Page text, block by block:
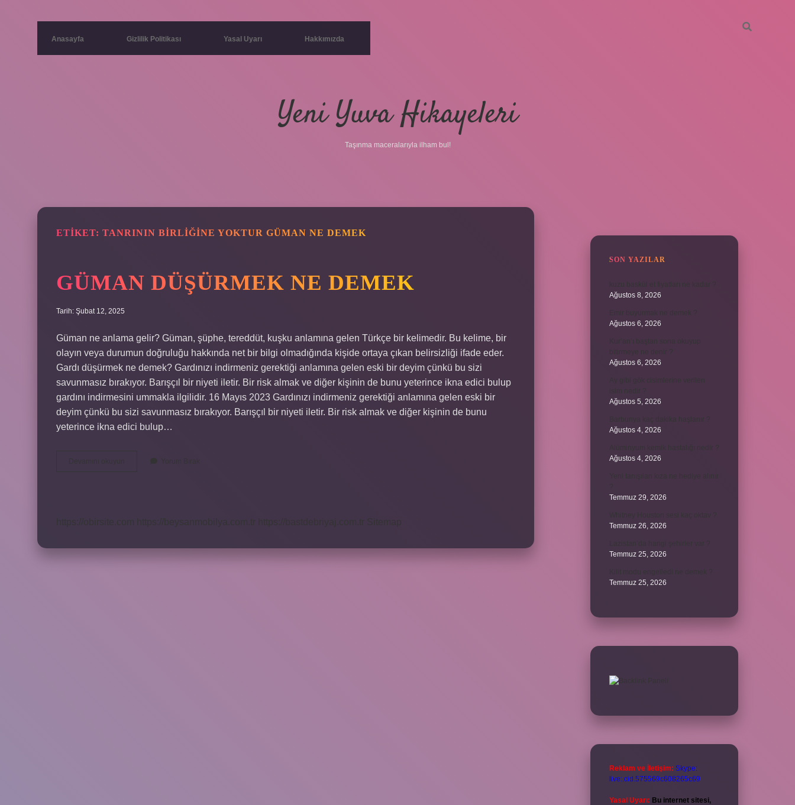
Anasayfa Gizlilik Politikası Yasal Uyarı Hakkımızda
Yeni Yuva Hikayeleri
Taşınma maceralarıyla ilham bul!
ETIKET: TANRININ BIRLIĞINE YOKTUR GÜMAN NE DEMEK
GÜMAN DÜŞÜRMEK NE DEMEK
Tarih: Şubat 12, 2025
Güman ne anlama gelir? Güman, şüphe, tereddüt, kuşku anlamına gelen Türkçe bir kelimedir. Bu kelime, bir
olayın veya durumun doğruluğu hakkında net bir bilgi olmadığında kişide ortaya çıkan belirsizliği ifade eder.
Gardı düşürmek ne demek? Gardınızı indirmeniz gerektiği anlamına gelen eski bir deyim çünkü bu sizi
savunmasız bırakıyor. Barışçıl bir niyeti iletir. Bir risk almak ve diğer kişinin de bunu yeterince ikna edici bulup
gardını indirmesini ummakla ilgilidir. 16 Mayıs 2023 Gardınızı indirmeniz gerektiği anlamına gelen eski bir
deyim çünkü bu sizi savunmasız bırakıyor. Barışçıl bir niyeti iletir. Bir risk almak ve diğer kişinin de bunu
yeterince ikna edici bulup…
SON YAZILAR
Ağustos 8, 2026
Ağustos 6, 2026
Ağustos 6, 2026
Ağustos 5, 2026
Ağustos 4, 2026
Ağustos 4, 2026
Temmuz 29, 2026
Temmuz 26, 2026
Temmuz 25, 2026
Temmuz 25, 2026
Reklam ve İletişim: Skype:
live:.cid.575569c608265c69
Yasal Uyarı: Bu internet sitesi,